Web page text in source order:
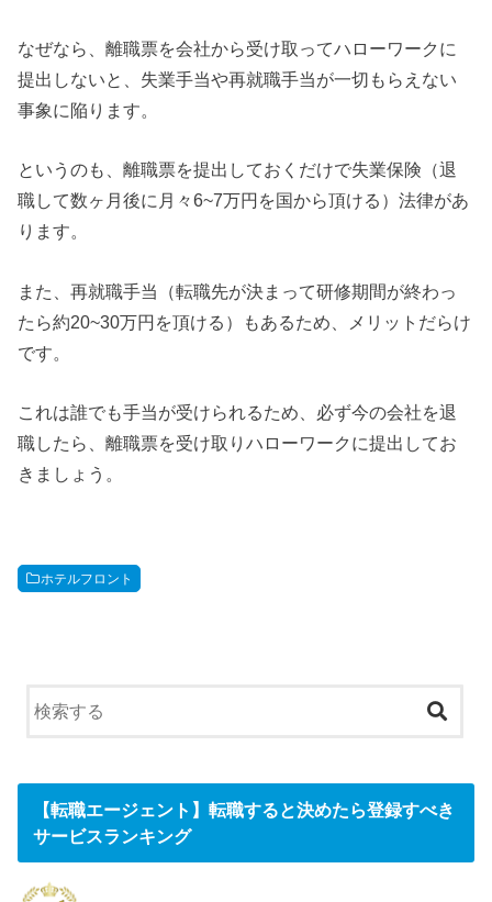
なぜなら、離職票を会社から受け取ってハローワークに
提出しないと、失業手当や再就職手当が一切もらえない
事象に陥ります。
というのも、離職票を提出しておくだけで失業保険（退
職して数ヶ月後に月々6~7万円を国から頂ける）法律があ
ります。
また、再就職手当（転職先が決まって研修期間が終わっ
たら約20~30万円を頂ける）もあるため、メリットだらけ
です。
これは誰でも手当が受けられるため、必ず今の会社を退
職したら、離職票を受け取りハローワークに提出してお
きましょう。
ホテルフロント
【転職エージェント】転職すると決めたら登録すべき
サービスランキング